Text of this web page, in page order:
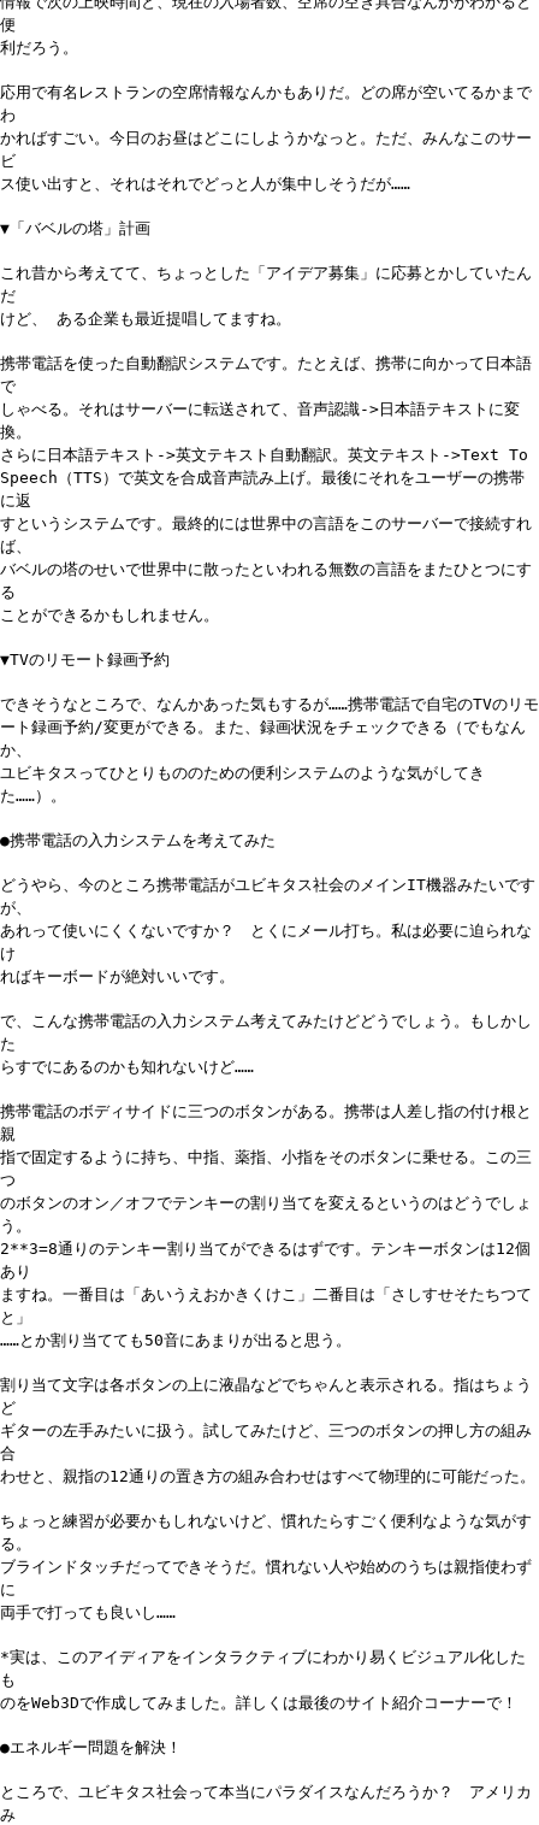
便
利だろう。
応用で有名レストランの空席情報なんかもありだ。どの席が空いてるかまで
わ
かればすごい。今日のお昼はどこにしようかなっと。ただ、みんなこのサー
ビ
ス使い出すと、それはそれでどっと人が集中しそうだが……
▼「バベルの塔」計画
これ昔から考えてて、ちょっとした「アイデア募集」に応募とかしていたん
だ
けど、 ある企業も最近提唱してますね。
携帯電話を使った自動翻訳システムです。たとえば、携帯に向かって日本語
で
しゃべる。それはサーバーに転送されて、音声認識->日本語テキストに変
換。
さらに日本語テキスト->英文テキスト自動翻訳。英文テキスト->Text To
Speech（TTS）で英文を合成音声読み上げ。最後にそれをユーザーの携帯
に返
すというシステムです。最終的には世界中の言語をこのサーバーで接続すれ
ば、
バベルの塔のせいで世界中に散ったといわれる無数の言語をまたひとつにす
る
ことができるかもしれません。
▼TVのリモート録画予約
できそうなところで、なんかあった気もするが……携帯電話で自宅のTVのリモ
ート録画予約/変更ができる。また、録画状況をチェックできる（でもなん
か、
ユビキタスってひとりもののための便利システムのような気がしてき
た……）。
●携帯電話の入力システムを考えてみた
どうやら、今のところ携帯電話がユビキタス社会のメインIT機器みたいです
が、
あれって使いにくくないですか？ とくにメール打ち。私は必要に迫られな
け
ればキーボードが絶対いいです。
で、こんな携帯電話の入力システム考えてみたけどどうでしょう。もしかし
た
らすでにあるのかも知れないけど……
携帯電話のボディサイドに三つのボタンがある。携帯は人差し指の付け根と
親
指で固定するように持ち、中指、薬指、小指をそのボタンに乗せる。この三
つ
のボタンのオン／オフでテンキーの割り当てを変えるというのはどうでしょ
う。
2**3=8通りのテンキー割り当てができるはずです。テンキーボタンは12個
あり
ますね。一番目は「あいうえおかきくけこ」二番目は「さしすせそたちつて
と」
……とか割り当てても50音にあまりが出ると思う。
割り当て文字は各ボタンの上に液晶などでちゃんと表示される。指はちょう
ど
ギターの左手みたいに扱う。試してみたけど、三つのボタンの押し方の組み
合
わせと、親指の12通りの置き方の組み合わせはすべて物理的に可能だった。
ちょっと練習が必要かもしれないけど、慣れたらすごく便利なような気がす
る。
ブラインドタッチだってできそうだ。慣れない人や始めのうちは親指使わず
に
両手で打っても良いし……
*実は、このアイディアをインタラクティブにわかり易くビジュアル化した
も
のをWeb3Dで作成してみました。詳しくは最後のサイト紹介コーナーで！
●エネルギー問題を解決！
ところで、ユビキタス社会って本当にパラダイスなんだろうか？ アメリカ
み